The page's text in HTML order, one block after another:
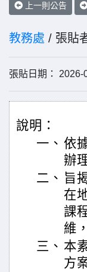
上一則公告
教務處 / 張貼
張貼日期：
說明：
一、 依
辦
二、 旨
在
課
維
三、 本
方